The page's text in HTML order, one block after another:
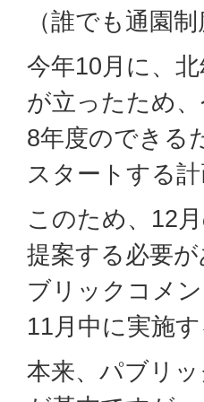
（誰でも通園
今年10月に、
が立ったため
8年度のできる
スタートする
このため、12
提案する必要
ブリックコメ
11月中に実施
本来、パブリ